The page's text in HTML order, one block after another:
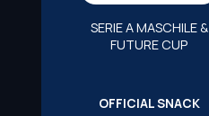
SERIE A MASCHILE &
FUTURE CUP
OFFICIAL SNACK